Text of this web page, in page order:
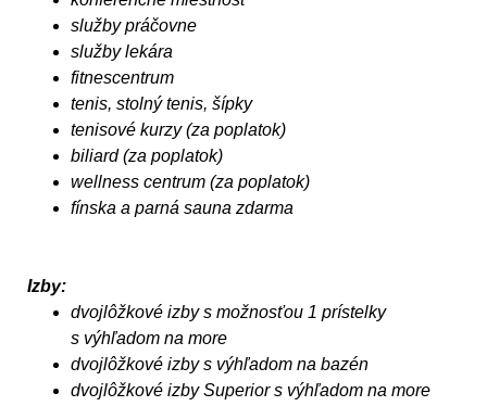
služby práčovne
služby lekára
fitnescentrum
tenis, stolný tenis, šípky
tenisové kurzy (za poplatok)
biliard (za poplatok)
wellness centrum (za poplatok)
fínska a parná sauna zdarma
Izby:
dvojlôžkové izby s možnosťou 1 prístelky
s výhľadom na more
dvojlôžkové izby s výhľadom na bazén
dvojlôžkové izby Superior s výhľadom na more